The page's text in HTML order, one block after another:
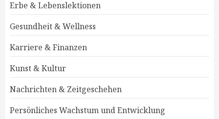
Erbe & Lebenslektionen
Gesundheit & Wellness
Karriere & Finanzen
Kunst & Kultur
Nachrichten & Zeitgeschehen
Persönliches Wachstum und Entwicklung